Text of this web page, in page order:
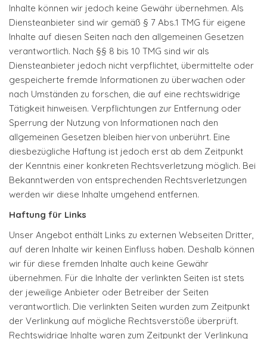
Inhalte können wir jedoch keine Gewähr übernehmen. Als
Diensteanbieter sind wir gemäß § 7 Abs.1 TMG für eigene
Inhalte auf diesen Seiten nach den allgemeinen Gesetzen
verantwortlich. Nach §§ 8 bis 10 TMG sind wir als
Diensteanbieter jedoch nicht verpflichtet, übermittelte oder
gespeicherte fremde Informationen zu überwachen oder
nach Umständen zu forschen, die auf eine rechtswidrige
Tätigkeit hinweisen. Verpflichtungen zur Entfernung oder
Sperrung der Nutzung von Informationen nach den
allgemeinen Gesetzen bleiben hiervon unberührt. Eine
diesbezügliche Haftung ist jedoch erst ab dem Zeitpunkt
der Kenntnis einer konkreten Rechtsverletzung möglich. Bei
Bekanntwerden von entsprechenden Rechtsverletzungen
werden wir diese Inhalte umgehend entfernen.
Haftung für Links
Unser Angebot enthält Links zu externen Webseiten Dritter,
auf deren Inhalte wir keinen Einfluss haben. Deshalb können
wir für diese fremden Inhalte auch keine Gewähr
übernehmen. Für die Inhalte der verlinkten Seiten ist stets
der jeweilige Anbieter oder Betreiber der Seiten
verantwortlich. Die verlinkten Seiten wurden zum Zeitpunkt
der Verlinkung auf mögliche Rechtsverstöße überprüft.
Rechtswidrige Inhalte waren zum Zeitpunkt der Verlinkung